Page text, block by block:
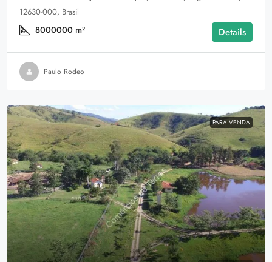
12630-000, Brasil
8000000 m² Details
Paulo Rodeo
PARA VENDA